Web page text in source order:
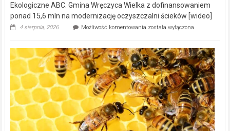
Ekologiczne ABC. Gmina Wręczyca Wielka z dofinansowaniem
ponad 15,6 mln na modernizację oczyszczalni ścieków [wideo]
4 sierpnia, 2026 Możliwość komentowania Ekologiczne
Wręczyca
Wielka
z
dofinansowaniem
ponad
15,6
mln
na
modernizację
oczyszczalni
została wyłączona